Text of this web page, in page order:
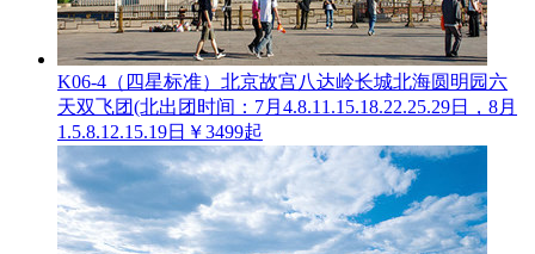
K06-4（四星标准）北京故宫八达岭长城北海圆明园六
天双飞团(北出团时间：7月4.8.11.15.18.22.25.29日，8月
1.5.8.12.15.19日 ￥3499起